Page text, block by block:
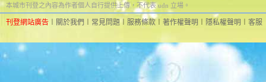
本城市刊登之內容為作者個人自行提供上傳，不代表 udn 立場。
刊登網站廣告 關於我們 常見問題 服務條款 著作權聲明 隱私權聲明 客服